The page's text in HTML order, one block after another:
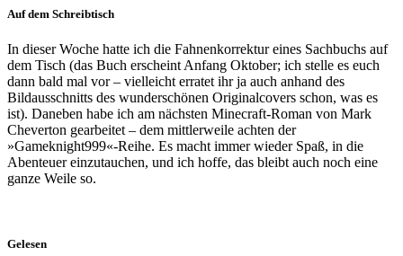
Auf dem Schreibtisch
In dieser Woche hatte ich die Fahnenkorrektur eines Sachbuchs auf
dem Tisch (das Buch erscheint Anfang Oktober; ich stelle es euch
dann bald mal vor – vielleicht erratet ihr ja auch anhand des
Bildausschnitts des wunderschönen Originalcovers schon, was es
ist). Daneben habe ich am nächsten Minecraft-Roman von Mark
Cheverton gearbeitet – dem mittlerweile achten der
»Gameknight999«-Reihe. Es macht immer wieder Spaß, in die
Abenteuer einzutauchen, und ich hoffe, das bleibt auch noch eine
ganze Weile so.
Gelesen